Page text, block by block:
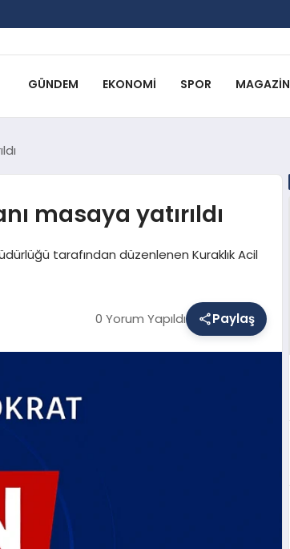
GÜNDEM EKONOMI SPOR MAGAZIN
masaya yatırıldı
tarafından düzenlenen Kuraklık Acil
0 Yorum Yapıldı Paylaş